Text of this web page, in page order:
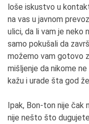
loše iskustvo u
na vas u javnom
ulici, da li vam je neko
samo pokušali da
možemo vam gotovo
mišljenje da nikome
kažu i urade šta god
Ipak, Bon-ton nije čak
nije nešto što